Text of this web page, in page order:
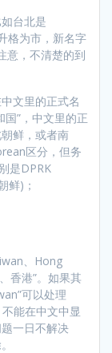
台北是
格为市，新名字
意，不清楚的到
文里的正式名
国”，中文里的正
鲜，或者南
区分，但务
是DPRK
鲜)；
、Hong
香港”。如果其
可以处理
能在中文中显
一日不解决